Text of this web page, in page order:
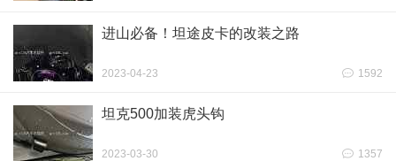
进山必备！坦途皮卡的改装之路
2023-04-23 1592
坦克500加装虎头钩
2023-03-30 1357